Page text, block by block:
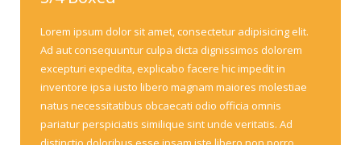
Lorem ipsum dolor sit amet, consectetur adipisicing elit.
Ad aut consequuntur culpa dicta dignissimos dolorem
excepturi expedita, explicabo facere hic impedit in
inventore ipsa iusto libero magnam maiores molestiae
natus necessitatibus obcaecati odio officia omnis
pariatur perspiciatis similique sint unde veritatis. Ad